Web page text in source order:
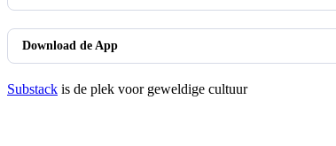
Download de App
Substack is de plek voor geweldige cultuur